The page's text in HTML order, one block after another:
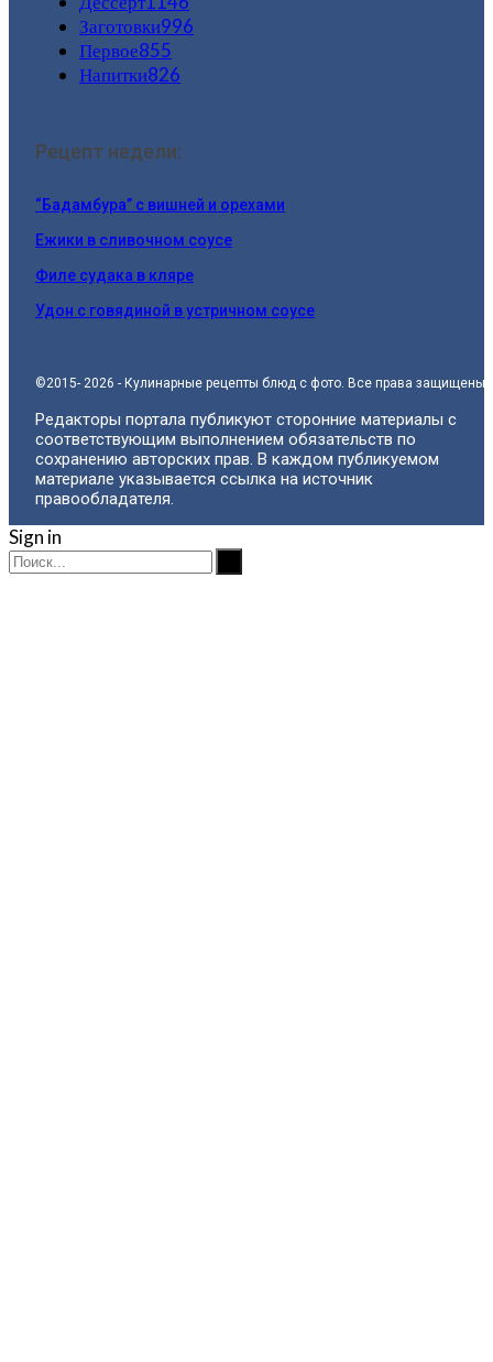
Заготовки996
Первое855
Напитки826
Рецепт недели:
“Бадамбура” с вишней и орехами
Ежики в сливочном соусе
Филе судака в кляре
Удон с говядиной в устричном соусе
©2015- 2026 - Кулинарные рецепты блюд с фото. Все права защищены.
Редакторы портала публикуют сторонние материалы с
соответствующим выполнением обязательств по
сохранению авторских прав. В каждом публикуемом
материале указывается ссылка на источник
правообладателя.
Sign in